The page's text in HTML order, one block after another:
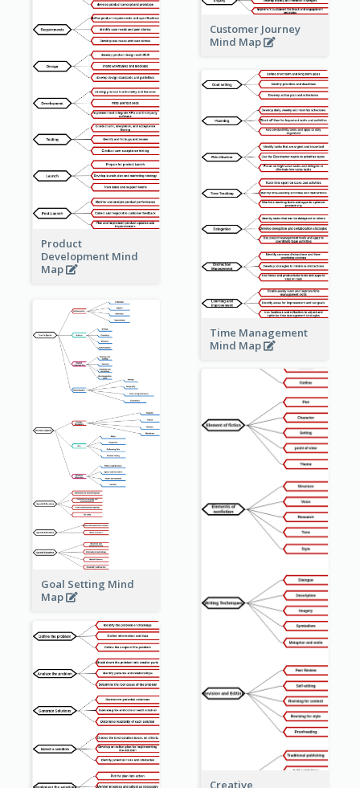
Customer Journey
Mind Map
Product
Development Mind
Map
Time Management
Mind Map
Goal Setting Mind
Map
Creative